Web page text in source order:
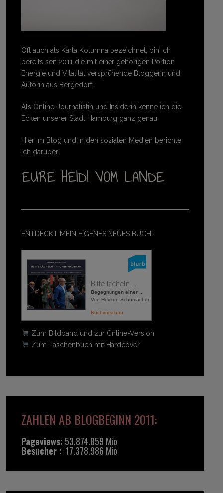
Oft auch als Karla Kolumna bezeichnet, bin ich
bereits seit 2011 die mit einer gehörigen Portion
Energie und Vitalität versprühende Bloggerin und
Autorin aus Bergedorf.
Als Online-Journalistin und Insiderin kenne ich die
Ecken unserer Stadt Hamburg ganz genau.
Hier im Blog und in den sozialen Medien berichte
ich darüber.
ENTDECKT MEIN EIGENES NEUES BUCH:
Bitte lächeln ...
Begegnungen einer ...
Von Heidrun Schumacher
Buchvorschau
Zum Bildband und zur Online-Version
Zum Taschenbuch mit Hardcover
ZAHLEN AB BLOGBEGINN 2011:
Pageviews: 53.874.859 Mio
Besucher : 17.378.986 Mio